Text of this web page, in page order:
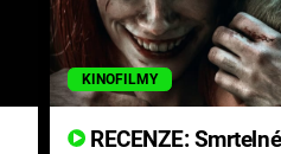
KINOFILMY
RECENZE: Smrtelné zlo se